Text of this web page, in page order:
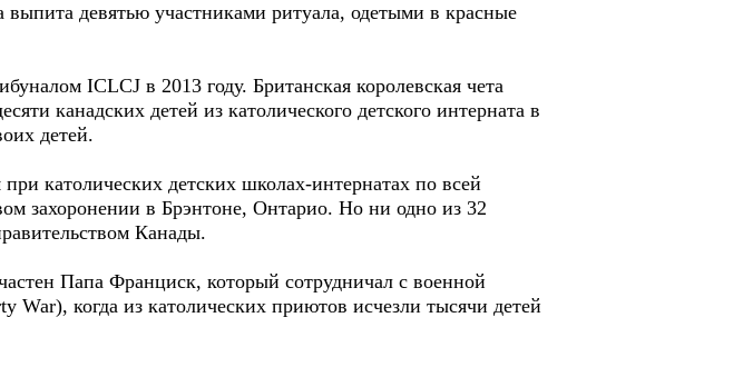
девятью участниками ритуала, одетыми в красные
ICLCJ в 2013 году. Британская королевская чета
канадских детей из католического детского интерната в
детей.
католических детских школах-интернатах по всей
захоронении в Брэнтоне, Онтарио. Но ни одно из 32
Канады.
Папа Франциск, который сотрудничал с военной
War), когда из католических приютов исчезли тысячи детей